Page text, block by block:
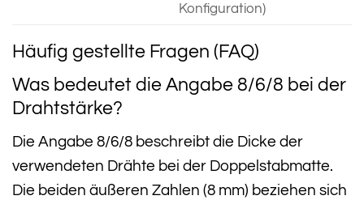
Konfiguration)
Häufig gestellte Fragen (FAQ)
Was bedeutet die Angabe 8/6/8 bei der
Drahtstärke?
Die Angabe 8/6/8 beschreibt die Dicke der
verwendeten Drähte bei der Doppelstabmatte.
Die beiden äußeren Zahlen (8 mm) beziehen sich